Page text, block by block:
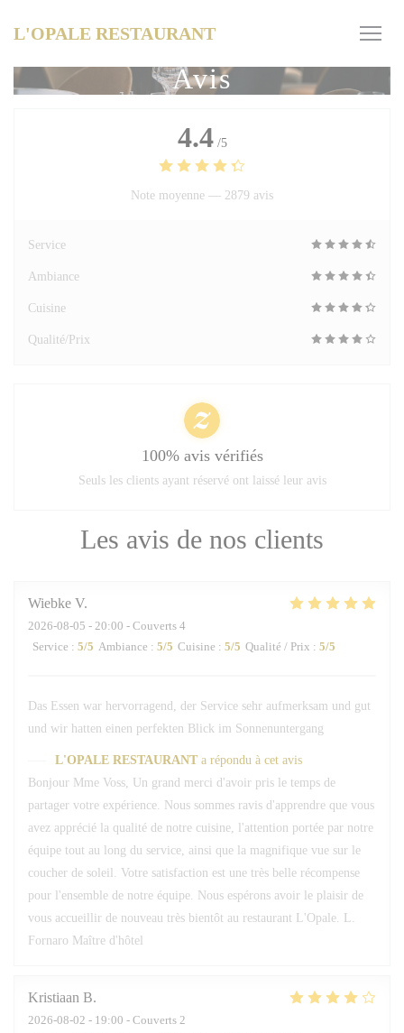
L'OPALE RESTAURANT
Avis
Les avis de nos clients
Wiebke V
2026-08-05 - 20:00 - Couverts 4
Service : 5/5 Ambiance : 5/5 Cuisine : 5/5 Qualité / Prix : 5/5
Das Essen war hervorragend, der Service sehr aufmerksam und gut
und wir hatten einen perfekten Blick im Sonnenuntergang
L'OPALE RESTAURANT a répondu à cet avis
Bonjour Mme Voss, Un grand merci d'avoir pris le temps de
partager votre expérience. Nous sommes ravis d'apprendre que vous
avez apprécié la qualité de notre cuisine, l'attention portée par notre
équipe tout au long du service, ainsi que la magnifique vue sur le
coucher de soleil. Votre satisfaction est une très belle récompense
pour l'ensemble de notre équipe. Nous espérons avoir le plaisir de
vous accueillir de nouveau très bientôt au restaurant L'Opale. L.
Fornaro Maître d'hôtel
Kristiaan B
2026-08-02 - 19:00 - Couverts 2
4.4 /5
Note moyenne — 2879 avis
Service
Ambiance
Cuisine
Qualité/Prix
100% avis vérifiés
Seuls les clients ayant réservé ont laissé leur avis